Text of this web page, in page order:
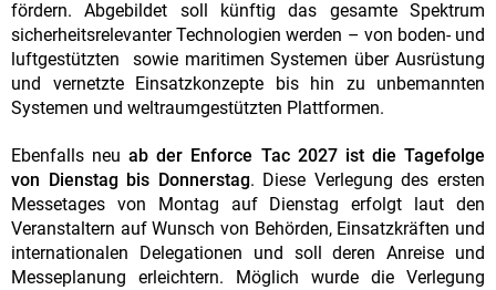
fördern. Abgebildet soll künftig das gesamte Spektrum
sicherheitsrelevanter Technologien werden – von boden- und
luftgestützten sowie maritimen Systemen über Ausrüstung
und vernetzte Einsatzkonzepte bis hin zu unbemannten
Systemen und weltraumgestützten Plattformen.
Ebenfalls neuab der Enforce Tac 2027 ist die Tagefolge
von Dienstag bis Donnerstag. Diese Verlegung des ersten
Messetages von Montag auf Dienstag erfolgt laut den
Veranstaltern auf Wunsch von Behörden, Einsatzkräften und
internationalen Delegationen und soll deren Anreise und
Messeplanung erleichtern. Möglich wurde die Verlegung